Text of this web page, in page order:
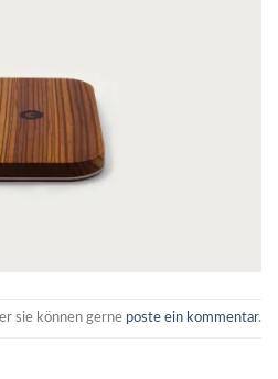
sie können gerne poste ein kommentar.